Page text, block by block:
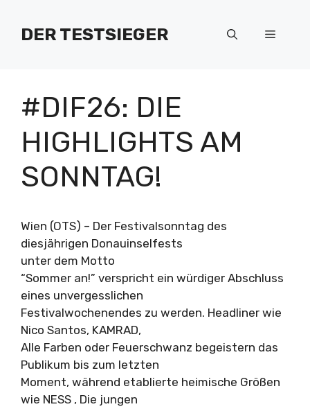
Inhalt
springenDER TESTSIEGER Menü
#DIF26: DIE
HIGHLIGHTS AM
SONNTAG!
Wien (OTS) – Der Festivalsonntag des
diesjährigen Donauinselfests
unter dem Motto
“Sommer an!” verspricht ein würdiger Abschluss
eines unvergesslichen
Festivalwochenendes zu werden. Headliner wie
Nico Santos, KAMRAD,
Alle Farben oder Feuerschwanz begeistern das
Publikum bis zum letzten
Moment, während etablierte heimische Größen
wie NESS , Die jungen